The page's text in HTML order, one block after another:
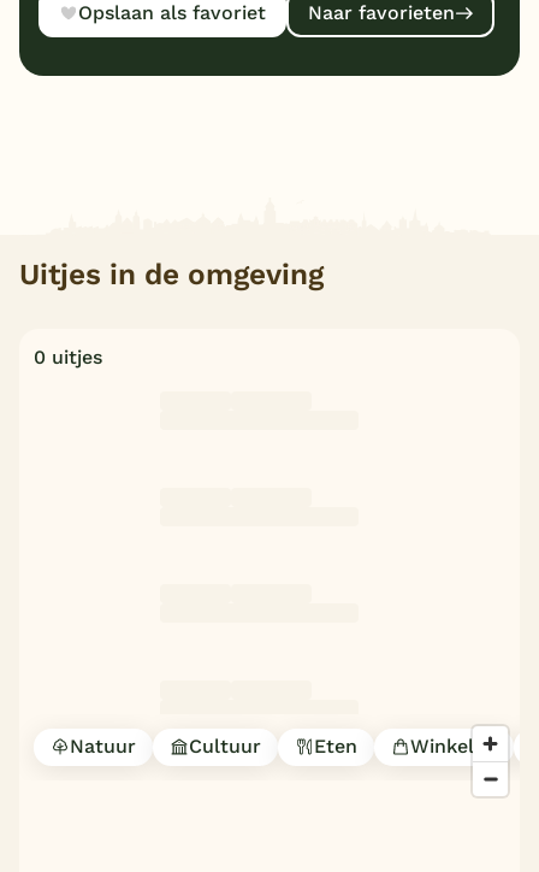
Opslaan als favoriet Naar favorieten
Uitjes in de omgeving
0 uitjes
Natuur Cultuur Eten Winkelen